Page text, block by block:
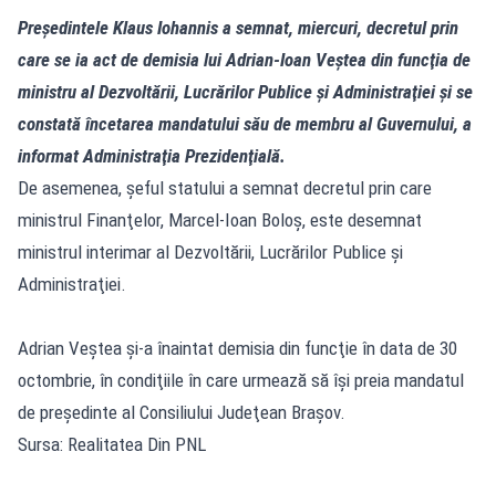
Preşedintele Klaus Iohannis a semnat, miercuri, decretul prin
care se ia act de demisia lui Adrian-Ioan Veştea din funcţia de
ministru al Dezvoltării, Lucrărilor Publice şi Administraţiei şi se
constată încetarea mandatului său de membru al Guvernului, a
informat Administraţia Prezidenţială.
De asemenea, şeful statului a semnat decretul prin care
ministrul Finanţelor, Marcel-Ioan Boloş, este desemnat
ministrul interimar al Dezvoltării, Lucrărilor Publice şi
Administraţiei.
Adrian Veştea şi-a înaintat demisia din funcţie în data de 30
octombrie, în condiţiile în care urmează să îşi preia mandatul
de preşedinte al Consiliului Judeţean Braşov.
Sursa: Realitatea Din PNL